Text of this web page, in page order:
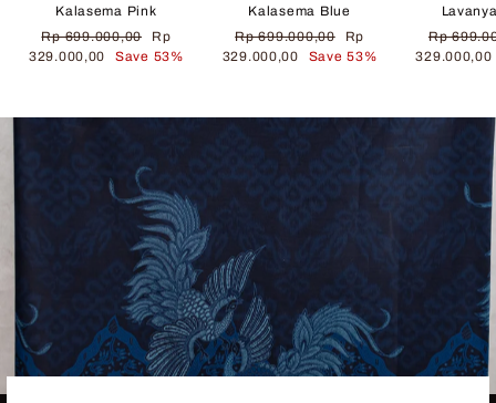
Kalasema Pink
Regular
price
Rp 699.000,00
Sale
price
Rp
329.000,00
Save 53%
Kalasema Blue
Regular
price
Rp 699.000,00
Sale
price
Rp
329.000,00
Save 53%
Regular
price
Rp
329.000,00